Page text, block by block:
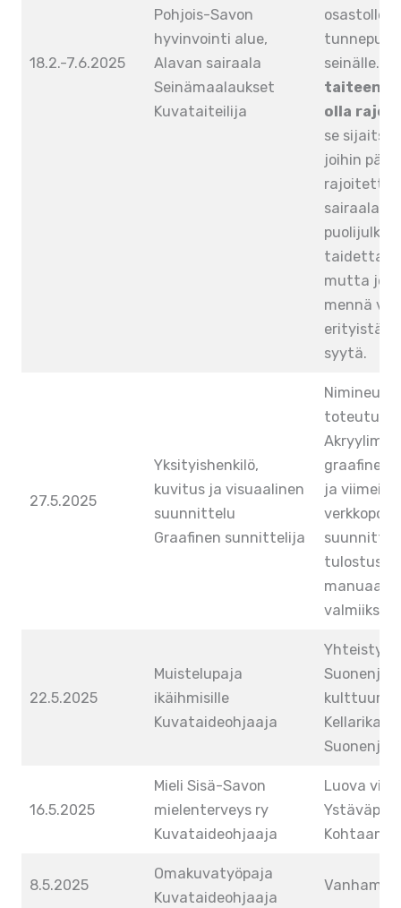
18.2.-7.6.2025
Pohjois-Savon
hyvinvointi alue,
Alavan sairaala
Seinämaalaukset
Kuvataiteilija
osastolle
tunnepuu
seinälle.
taiteen
olla
se
joihin
rajoitettu.
sairaalat
taidetta
mutta
mennä
erityistä
syytä.
27.5.2025
Yksityishenkilö,
kuvitus ja visuaalinen
suunnittelu
Graafinen sunnittelija
toteutus.
graafinen
ja
tulostus ja
valmiiksi
22.5.2025
Muistelupaja
ikäihmisille
Kuvataideohjaaja
Suonenjoki
16.5.2025
Mieli Sisä-Savon
mielenterveys ry
Kuvataideohjaaja
Luova
8.5.2025
Omakuvatyöpaja
Kuvataideohjaaja